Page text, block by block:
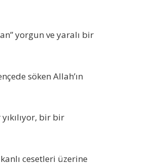
yorgun ve yaralı bir
söken Allah’ın
bir bir
cesetleri üzerine